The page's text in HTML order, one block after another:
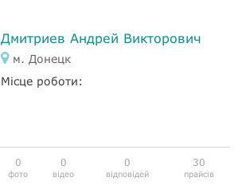
Дмитриев Андрей Викторович
м. Донецк
Місце роботи:
0
фото
0
відео
0
відповідей
30
прайсів